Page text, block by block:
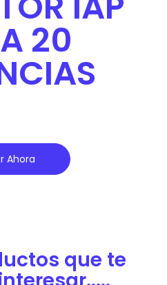
20
Ahora
que te